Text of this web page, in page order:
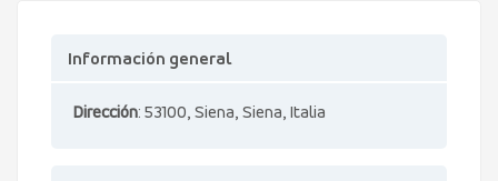
Información general
Dirección: 53100, Siena, Siena, Italia